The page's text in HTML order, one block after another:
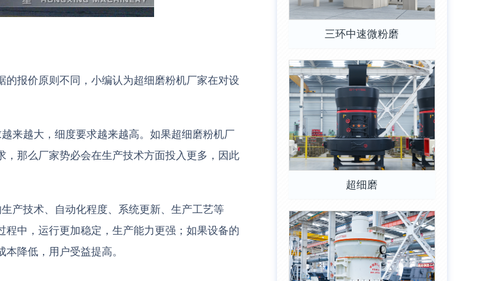
报价原则不同，小编认为超细磨粉机厂家在对设
来越大，细度要求越来越高。如果超细磨粉机厂
那么厂家势必会在生产技术方面投入更多，因此
产技术、自动化程度、系统更新、生产工艺等
中，运行更加稳定，生产能力更强；如果设备的
降低，用户受益提高。
三环中速微粉磨
超细磨